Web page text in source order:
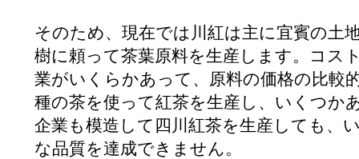
そのため、現在では川紅は主に宜賓の土
樹に頼って茶葉原料を生産します。コス
業がいくらかあって、原料の価格の比較
種の茶を使って紅茶を生産し、いくつか
企業も模造して四川紅茶を生産しても、
な品質を達成できません。